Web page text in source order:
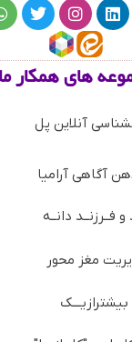
های همکار ما
آنلاین پل
آگاهی آرامیا
فــرزنــد دانــه
مغز محور
بیشترازیـــک